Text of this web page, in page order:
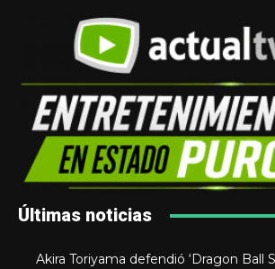
Últimas noticias
Akira Toriyama defendió ‘Dragon Ball